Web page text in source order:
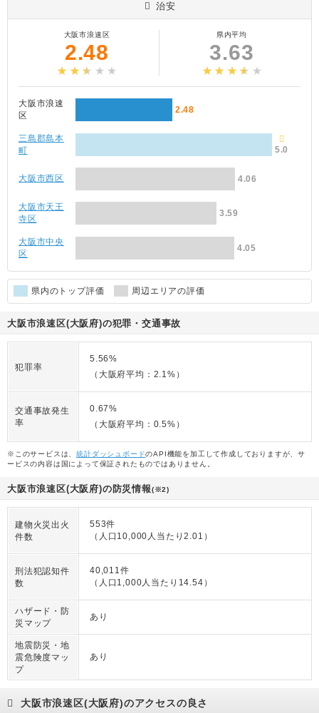
治安
大阪市浪速区
2.48
県内平均
3.63
大阪市浪速
区
2.48
三島郡島本
町
5.0
大阪市西区 4.06
大阪市天王
寺区
3.59
大阪市中央
区
4.05
県内のトップ評価 周辺エリアの評価
大阪市浪速区(大阪府)の犯罪・交通事故
犯罪率
5.56%
（大阪府平均：2.1%）
交通事故発生
率
0.67%
（大阪府平均：0.5%）
※このサービスは、統計ダッシュボードのAPI機能を加工して作成しておりますが、サ
ービスの内容は国によって保証されたものではありません。
大阪市浪速区(大阪府)の防災情報(※2)
建物火災出火
件数
553件
（人口10,000人当たり2.01）
刑法犯認知件
数
40,011件
（人口1,000人当たり14.54）
ハザード・防
災マップ
あり
地震防災・地
震危険度マッ
プ
あり
大阪市浪速区(大阪府)のアクセスの良さ